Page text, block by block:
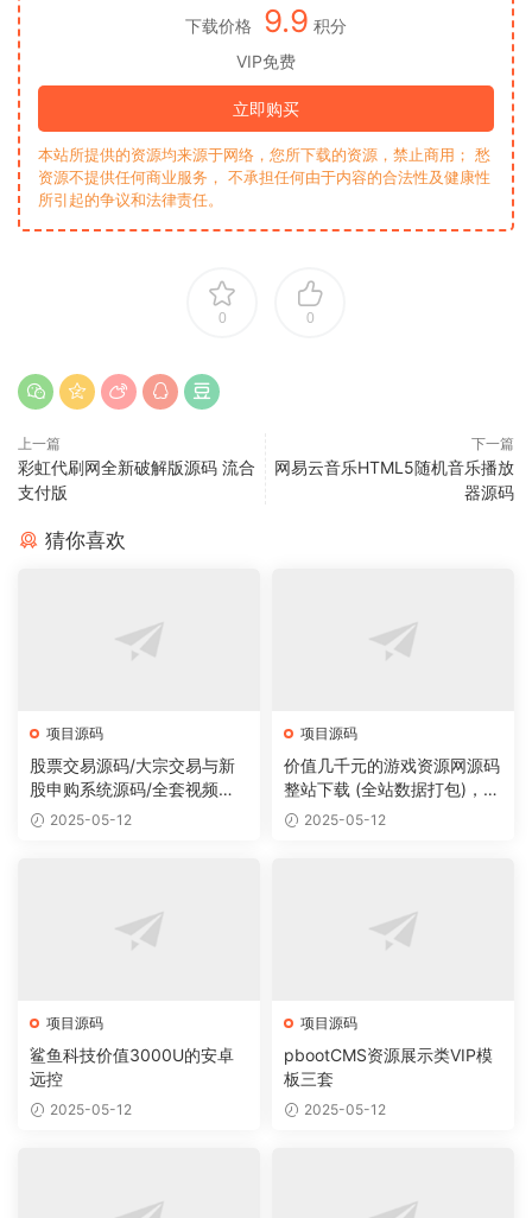
下载价格 9.9 积分
VIP免费
立即购买
本站所提供的资源均来源于网络，您所下载的资源，禁止商用； 愁
资源不提供任何商业服务， 不承担任何由于内容的合法性及健康性
所引起的争议和法律责任。
0 0
上一篇
彩虹代刷网全新破解版源码 流合
支付版
下一篇
网易云音乐HTML5随机音乐播放
器源码
猜你喜欢
项目源码
股票交易源码/大宗交易与新
股申购系统源码/全套视频教
程 2025-05-12
项目源码
价值几千元的游戏资源网源码
整站下载 (全站数据打包)，数
据里面有200多个宝贝。
2025-05-12
项目源码
鲨鱼科技价值3000U的安卓
远控
2025-05-12
项目源码
pbootCMS资源展示类VIP模
板三套
2025-05-12